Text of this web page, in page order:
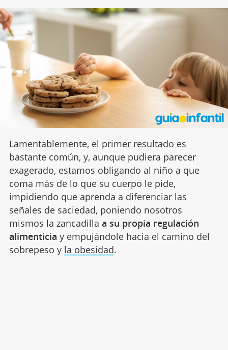
Lamentablemente, el primer resultado es
bastante común, y, aunque pudiera parecer
exagerado, estamos obligando al niño a que
coma más de lo que su cuerpo le pide,
impidiendo que aprenda a diferenciar las
señales de saciedad, poniendo nosotros
mismos la zancadilla a su propia regulación
alimenticia y empujándole hacia el camino del
sobrepeso y la obesidad.